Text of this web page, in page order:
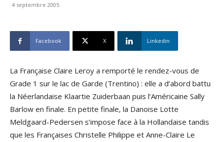
4 septembre 2005
Facebook X Linkedin
La Française Claire Leroy a remporté le rendez-vous de
Grade 1 sur le lac de Garde (Trentino) : elle a d’abord battu
la Néerlandaise Klaartie Zuiderbaan puis l’Américaine Sally
Barlow en finale. En petite finale, la Danoise Lotte
Meldgaard-Pedersen s’impose face à la Hollandaise tandis
que les Françaises Christelle Philippe et Anne-Claire Le